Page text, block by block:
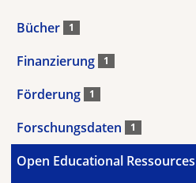
Bücher 1
Finanzierung 1
Förderung 1
Forschungsdaten 1
Open Educational Ressources